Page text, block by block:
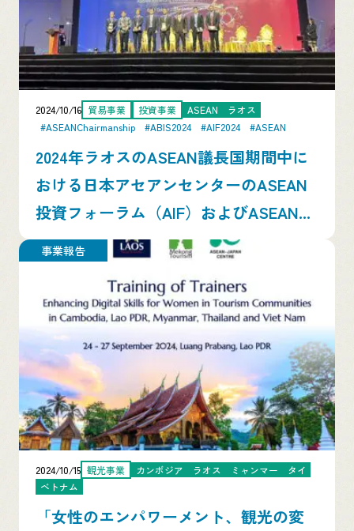
2024/10/16 貿易事業 投資事業 ASEAN
ラオス
#ASEANChairmanship
#ABIS2024 #AIF2024 #ASEAN
2024年ラオスのASEAN議長国期間中に
おける日本アセアンセンターのASEAN
投資フォーラム（AIF）およびASEAN...
事業報告
2024/10/15 観光事業 カンボジア ラオス ミャンマー
タイ
ベトナム
「女性のエンパワーメント、観光の変